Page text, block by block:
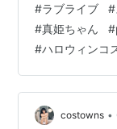
っているから、
ントもテンポよ
引き出すデザイ
れや動揺が一
幅が大きいぶ
帽子や首飾り、
#ラブライブ #
#真姫ちゃん #
#ハロウィンコ
costowns •